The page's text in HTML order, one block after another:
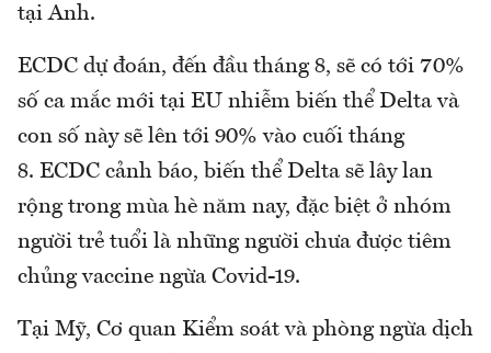
tại Anh.
ECDC dự đoán, đến đầu tháng 8, sẽ có tới 70%
số ca mắc mới tại EU nhiễm biến thể Delta và
con số này sẽ lên tới 90% vào cuối tháng
8. ECDC cảnh báo, biến thể Delta sẽ lây lan
rộng trong mùa hè năm nay, đặc biệt ở nhóm
người trẻ tuổi là những người chưa được tiêm
chủng vaccine ngừa Covid-19.
Tại Mỹ, Cơ quan Kiểm soát và phòng ngừa dịch